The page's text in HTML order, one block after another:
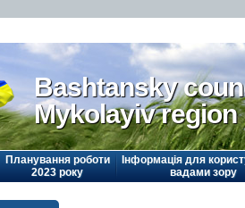
Bashtansky
Mykolayiv region
Планування роботи
2023 року
Інформація для
вадами зору